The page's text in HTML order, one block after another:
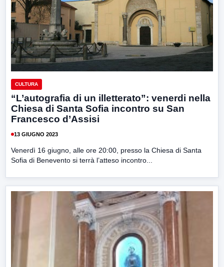
CULTURA
“L’autografia di un illetterato”: venerdi nella
Chiesa di Santa Sofia incontro su San
Francesco d’Assisi
13 GIUGNO 2023
Venerdì 16 giugno, alle ore 20:00, presso la Chiesa di Santa
Sofia di Benevento si terrà l’atteso incontro...